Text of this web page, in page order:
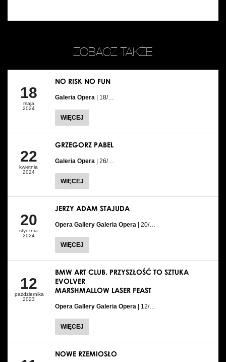
ZOBACZ TAKŻE
18
maja
2024
NO RISK NO FUN
Galeria Opera | 18/…
WIĘCEJ
22
kwietnia
2024
GRZEGORZ PABEL
Galeria Opera | 26/…
WIĘCEJ
20
stycznia
2024
JERZY ADAM STAJUDA
Opera Gallery Galeria Opera | 20/…
WIĘCEJ
12
października
2023
BMW ART CLUB. PRZYSZŁOŚĆ TO SZTUKA
EVOLVER
MARSHMALLOW LASER FEAST
Opera Gallery Galeria Opera | 12/…
WIĘCEJ
NOWE RZEMIOSŁO